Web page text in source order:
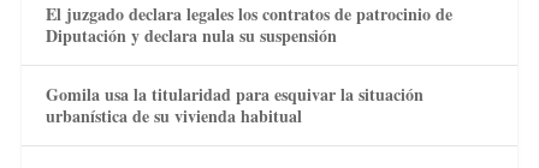
El juzgado declara legales los contratos de patrocinio de
Diputación y declara nula su suspensión
Gomila usa la titularidad para esquivar la situación
urbanística de su vivienda habitual